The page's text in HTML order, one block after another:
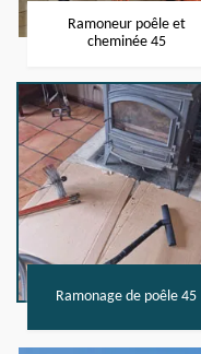
Ramoneur poêle et
cheminée 45
Ramonage de poêle 45